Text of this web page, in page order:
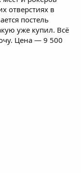
отверстиях в
постель
уже купил. Всё
Цена — 9 500